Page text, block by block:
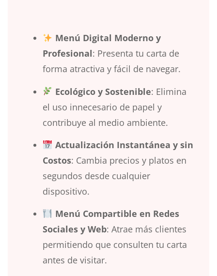
Menú Digital Moderno y
Profesional: Presenta tu carta de
forma atractiva y fácil de navegar.
Ecológico y Sostenible: Elimina
el uso innecesario de papel y
contribuye al medio ambiente.
Actualización Instantánea y sin
Costos: Cambia precios y platos en
segundos desde cualquier
dispositivo.
Menú Compartible en Redes
Sociales y Web: Atrae más clientes
permitiendo que consulten tu carta
antes de visitar.